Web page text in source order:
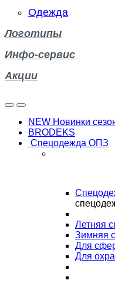
Одежда
Логотипы
Инфо-сервис
Акции
NEW Новинки
BRODEKS
Спецодежда ОПЗ
Летняя
Зимняя
Для
Для